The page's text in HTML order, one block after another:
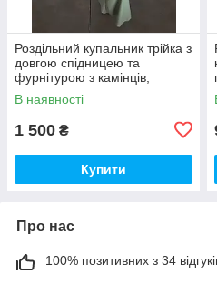
Роздільний купальник трійка з
довгою спідницею та
фурнітурою з камінців,
фісташка, S
В наявності
1 500 ₴
Купити
Про нас
100% позитивних з 34